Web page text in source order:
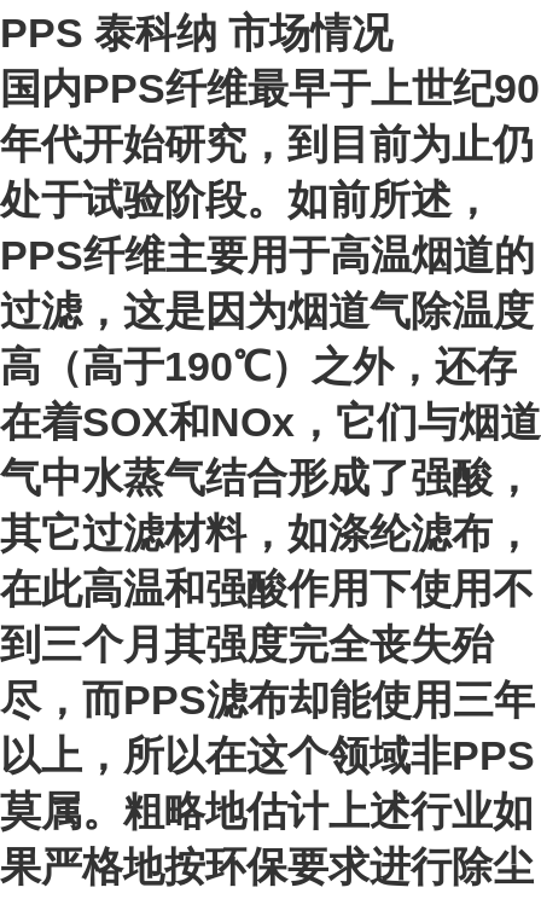
PPS 泰科纳 市场情况
国内PPS纤维最早于上世纪90
年代开始研究，到目前为止仍
处于试验阶段。如前所述，
PPS纤维主要用于高温烟道的
过滤，这是因为烟道气除温度
高（高于190℃）之外，还存
在着SOX和NOx，它们与烟道
气中水蒸气结合形成了强酸，
其它过滤材料，如涤纶滤布，
在此高温和强酸作用下使用不
到三个月其强度完全丧失殆
尽，而PPS滤布却能使用三年
以上，所以在这个领域非PPS
莫属。粗略地估计上述行业如
果严格地按环保要求进行除尘